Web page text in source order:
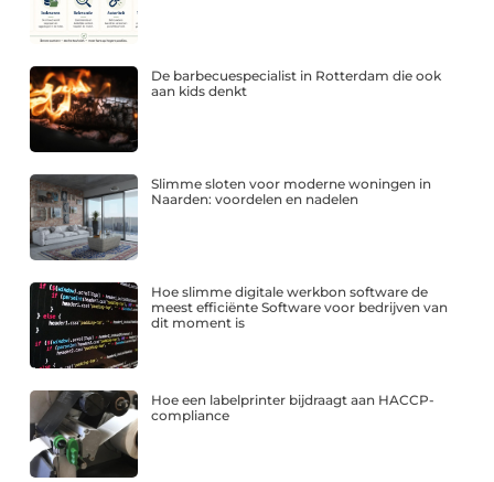
De barbecuespecialist in Rotterdam die ook
aan kids denkt
Slimme sloten voor moderne woningen in
Naarden: voordelen en nadelen
Hoe slimme digitale werkbon software de
meest efficiënte Software voor bedrijven van
dit moment is
Hoe een labelprinter bijdraagt aan HACCP-
compliance